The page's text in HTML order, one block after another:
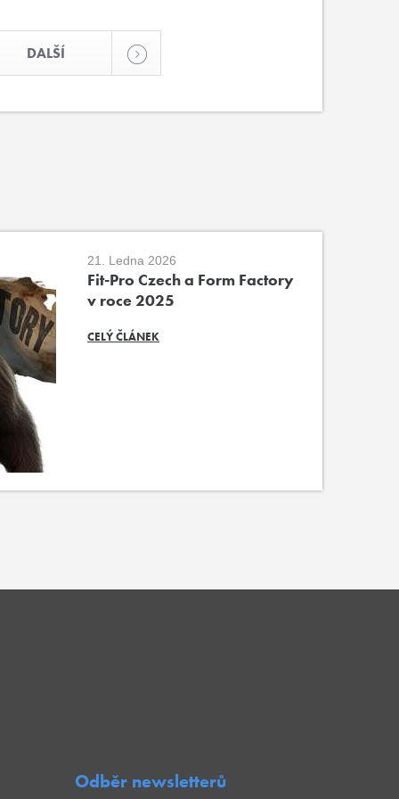
DALŠÍ
21. Ledna 2026
Fit-Pro Czech a Form Factory
v roce 2025
CELÝ ČLÁNEK
Odběr newsletterů